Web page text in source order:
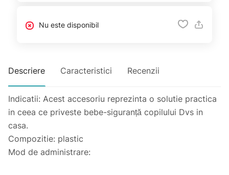
Nu este disponibil
Descriere Caracteristici Recenzii
Indicatii: Acest accesoriu reprezinta o solutie practica
in ceea ce priveste bebe-siguranță copilului Dvs in
casa.
Compozitie: plastic
Mod de administrare: